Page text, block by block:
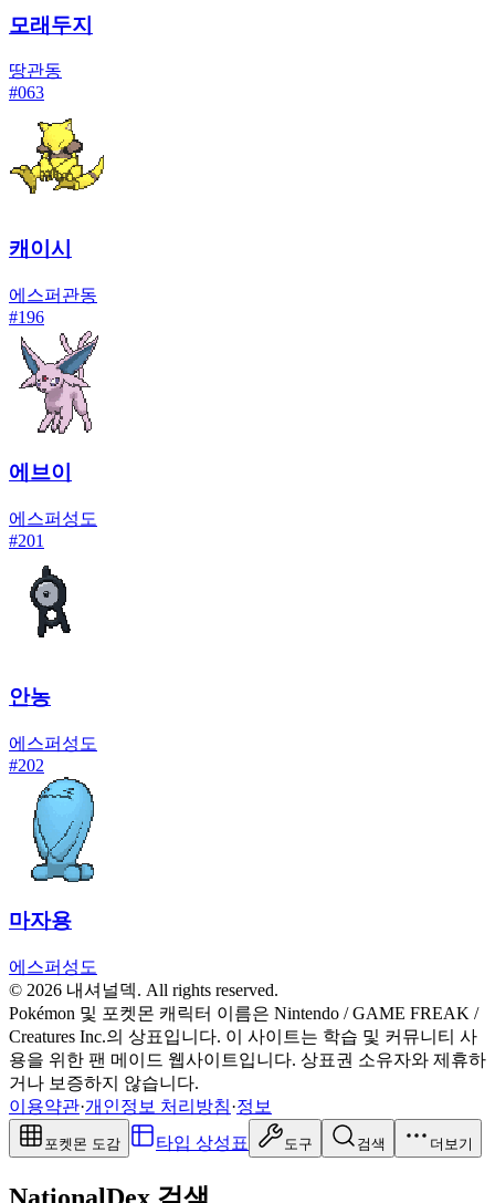
모래두지
땅관동
#063
캐이시
에스퍼 관동
#196
에브이
에스퍼 성도
#201
안농
에스퍼 성도
#202
마자용
에스퍼 성도
© 2026 내셔널덱. All rights reserved.
Pokémon 및 포켓몬 캐릭터 이름은 Nintendo / GAME FREAK /
Creatures Inc.의 상표입니다. 이 사이트는 학습 및 커뮤니티 사
용을 위한 팬 메이드 웹사이트입니다. 상표권 소유자와 제휴하
거나 보증하지 않습니다.
이용약관·개인정보 처리방침·정보
포켓몬 도감 타입 상성표 도구 검색 더보기